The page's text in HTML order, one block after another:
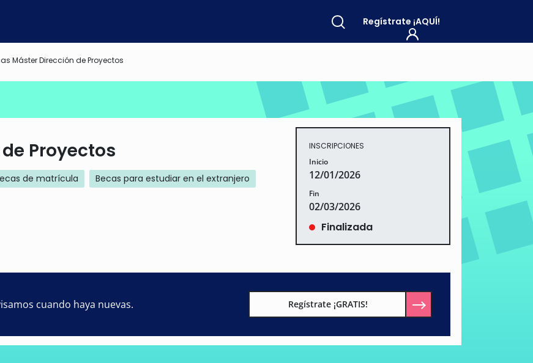
Regístrate ¡AQUÍ!
Máster Dirección de Proyectos
Proyectos
de matrícula
Becas para estudiar en el extranjero
INSCRIPCIONES
Inicio
12/01/2026
Fin
02/03/2026
Finalizada
cuando haya nuevas. Regístrate ¡GRATIS!